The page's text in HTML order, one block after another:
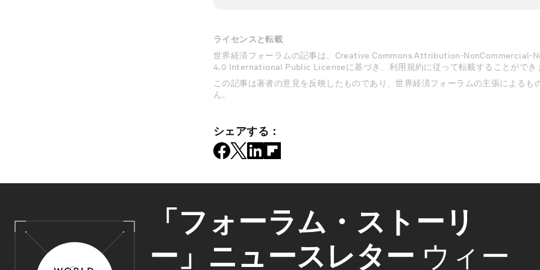
ライセンスと転載
世界経済フォーラムの記事は、Creative Commons Attribution-NonCommercial-
4.0 International Public Licenseに基づき、利用規約に従って転載することができ
この記事は著者の意見を反映したものであり、世界経済フォーラムの主張によるも
ん。
シェアする：
「フォーラム・ストーリ
ー」ニュースレター ウィー